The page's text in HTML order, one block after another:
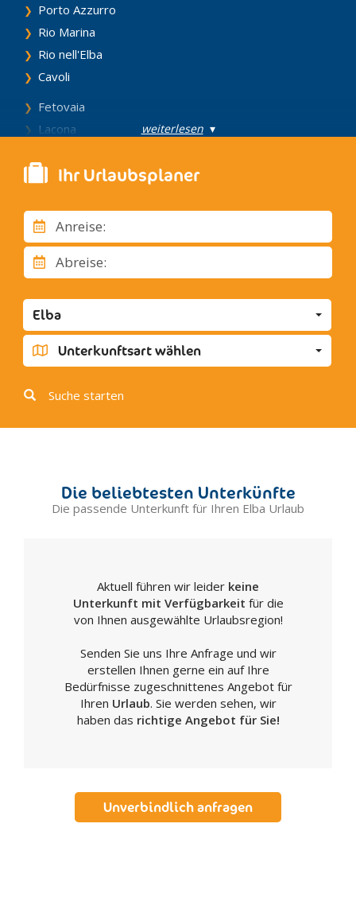
Porto Azzurro
Rio Marina
Rio nell'Elba
Cavoli
Fetovaia
Lacona
Seccheto
Marciana Marina
Procchio
weiterlesen▾
Ihr Urlaubsplaner
Anreise:
Abreise:
Elba
Unterkunftsart wählen
Suche starten
Die beliebtesten Unterkünfte
Die passende Unterkunft für Ihren Elba Urlaub
Aktuell führen wir leider keine
Unterkunft mit Verfügbarkeit für die
von Ihnen ausgewählte Urlaubsregion!
Senden Sie uns Ihre Anfrage und wir
erstellen Ihnen gerne ein auf Ihre
Bedürfnisse zugeschnittenes Angebot für
Ihren Urlaub. Sie werden sehen, wir
haben das richtige Angebot für Sie!
Unverbindlich anfragen